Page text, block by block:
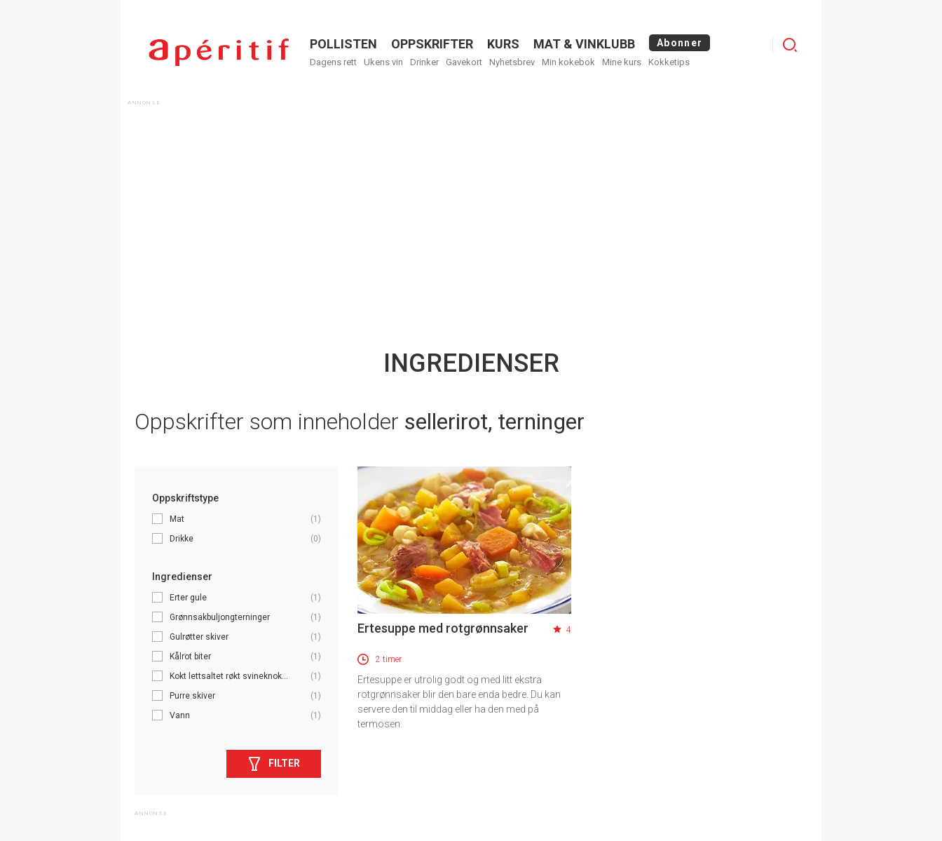
Menu
POLLISTEN OPPSKRIFTER KURS MAT & VINKLUBB Abonner
Dagens rett Ukens vin Drinker Gavekort Nyhetsbrev Min kokebok Mine kurs Kokketips
Logg
INGREDIENSER
Oppskrifter som inneholder sellerirot, terninger
Oppskriftstype
Mat
(1)
Drikke
(0)
Ingredienser
Erter gule
(1)
Grønnsakbuljongterninger
(1)
Gulrøtter skiver
(1)
Kålrot biter
(1)
Kokt lettsaltet røkt svineknok...
(1)
Purre skiver
(1)
Vann
(1)
FILTER
Ertesuppe med rotgrønnsaker 4
2 timer
Ertesuppe er utrolig godt og med litt ekstra
rotgrønnsaker blir den bare enda bedre. Du kan
servere den til middag eller ha den med på
termosen.